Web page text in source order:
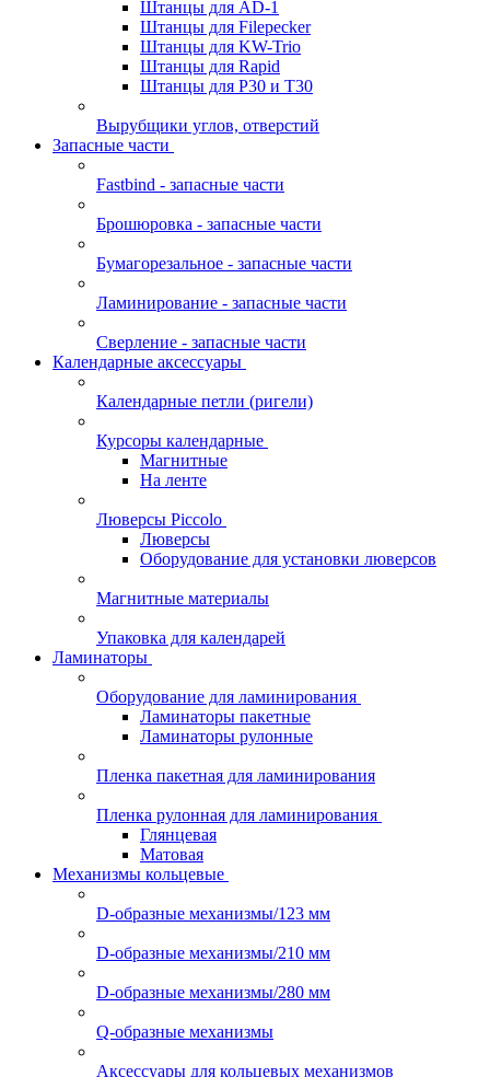
Штанцы для AD-1
Штанцы для Filepecker
Штанцы для KW-Trio
Штанцы для Rapid
Штанцы для Р30 и Т30
Вырубщики углов, отверстий
Запасные части
Fastbind - запасные части
Брошюровка - запасные части
Бумагорезальное - запасные части
Ламинирование - запасные части
Сверление - запасные части
Календарные аксессуары
Календарные петли (ригели)
Курсоры календарные
Магнитные
На ленте
Люверсы Piccolo
Люверсы
Оборудование для установки люверсов
Магнитные материалы
Упаковка для календарей
Ламинаторы
Оборудование для ламинирования
Ламинаторы пакетные
Ламинаторы рулонные
Пленка пакетная для ламинирования
Пленка рулонная для ламинирования
Глянцевая
Матовая
Механизмы кольцевые
D-образные механизмы/123 мм
D-образные механизмы/210 мм
D-образные механизмы/280 мм
Q-образные механизмы
Аксессуары для кольцевых механизмов